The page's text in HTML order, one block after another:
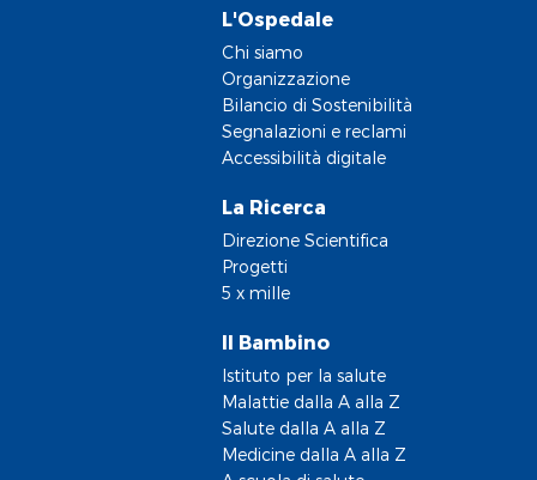
L'Ospedale
Chi siamo
Organizzazione
Bilancio di Sostenibilità
Segnalazioni e reclami
Accessibilità digitale
La Ricerca
Direzione Scientifica
Progetti
5 x mille
Il Bambino
Istituto per la salute
Malattie dalla A alla Z
Salute dalla A alla Z
Medicine dalla A alla Z